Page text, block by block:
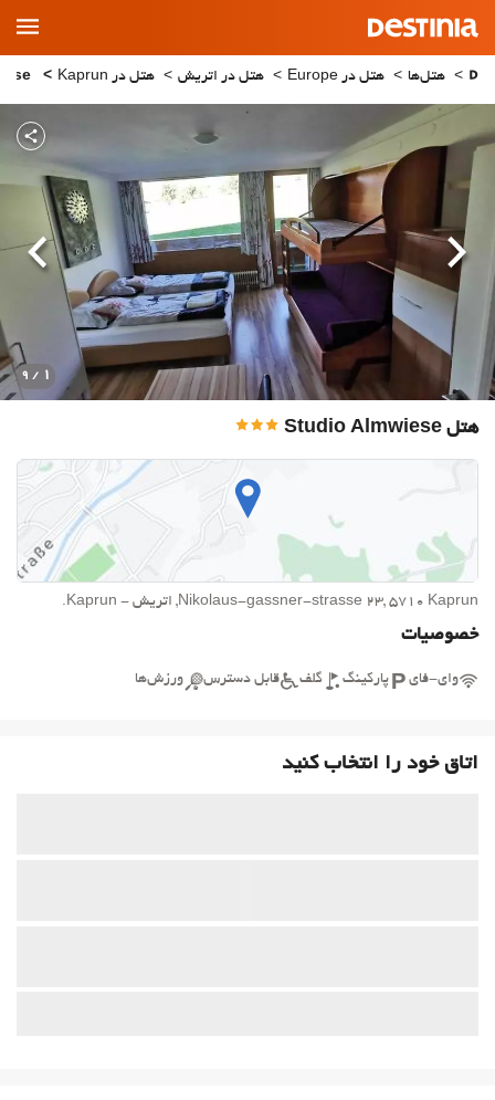
Main
Menu
هتل‌ها هتل در Europe هتل در اتریش هتل در Kaprun
هتل Studio Almwiese
1
/ 9
قبلی بعدی
Nikolaus-gassner-strasse 23, 5710 Kaprun, اتریش - Kaprun.
خصوصیات
وای-فای پارکینگ گلف قابل دسترس ورزش‌ها
اتاق خود را انتخاب کنید